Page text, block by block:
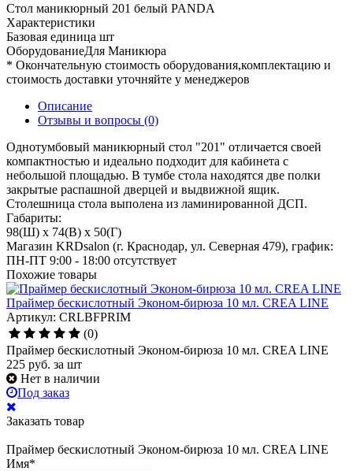
Стол маникюрный 201 белый PANDA
Характеристики
Базовая единица шт
ОборудованиеДля Маникюра
* Окончательную стоимость оборудования,комплектацию и
стоимость доставки уточняйте у менеджеров
Описание
Отзывы и вопросы (0)
Однотумбовый маникюрный стол "201" отличается своей
компактностью и идеально подходит для кабинета с
небольшой площадью. В тумбе стола находятся две полки
закрытые распашной дверцей и выдвижной ящик.
Столешница стола выполена из ламинированной ДСП.
Габариты:
98(Ш) x 74(В) x 50(Г)
Магазин KRDsalon (г. Краснодар, ул. Северная 479), график:
ПН-ПТ 9:00 - 18:00 отсутствует
Похожие товары
Праймер бескислотный Эконом-бирюза 10 мл. CREA LINE
Артикул: CRLBFPRIM
(0)
Праймер бескислотный Эконом-бирюза 10 мл. CREA LINE
225 руб. за шт
Нет в наличии
Под заказ
Заказать товар
Праймер бескислотный Эконом-бирюза 10 мл. CREA LINE
Имя*